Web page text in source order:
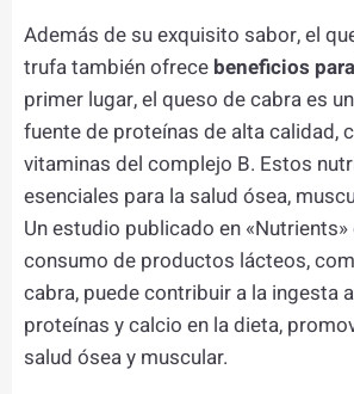
Además de su exquisito sabor, el
trufa también ofrece beneficios
primer lugar, el queso de cabra es
fuente de proteínas de alta calidad,
vitaminas del complejo B. Estos
esenciales para la salud ósea,
Un estudio publicado en
consumo de productos lácteos,
cabra, puede contribuir a la ingesta
proteínas y calcio en la dieta,
salud ósea y muscular.